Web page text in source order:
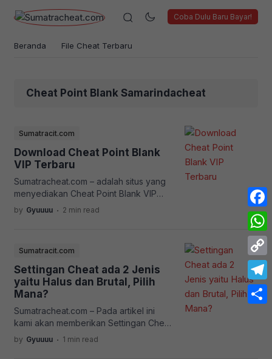
Coba Dulu Baru Bayar!
Beranda File Cheat Terbaru
Cheat Point Blank Samarindacheat
Sumatracit.com
Download Cheat Point Blank
VIP Terbaru
Sumatracheat.com – adalah situs yang
menyediakan Cheat Point Blank VIP
Gratis, Bagi anda pelanggan baru,
Bukan pelanggan lama. Cheat PB ini
Cheat Point Blank V2! bukan V1, V2
Simple atau V5! Jika ingin
menggunakan versi tersebut Tolong
Baca Ini : Sumatracheat.com/v1 Uji Coba
by Gyuuuu . 2 min read
Sumatracit.com
Settingan Cheat ada 2 Jenis
yaitu Halus dan Brutal, Pilih
Mana?
Sumatracheat.com – Pada artikel ini
kami akan memberikan Settingan Cheat
Point Blank dengan Benar dan Baik
menghindari DC Biru pada Akun anda!
by Gyuuuu . 1 min read
Copy
Link